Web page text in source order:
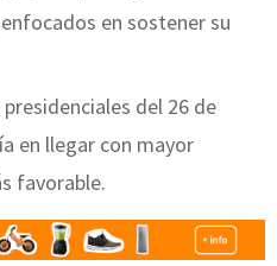
en sostener su
del 26 de
en llegar con mayor
favorable.